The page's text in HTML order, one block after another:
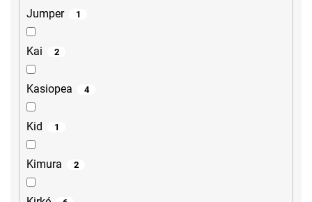
Jumper 1
Kai 2
Kasiopea 4
Kid 1
Kimura 2